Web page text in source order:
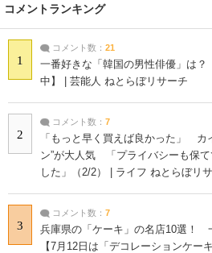
コメントランキング
1
コメント数： 21
一番好きな「韓国の男性俳優」は？
中】 | 芸能人 ねとらぼリサーチ
2
コメント数： 7
「もっと早く買えば良かった」 カ
ン”が大人気 「プライバシーも保て
した」（2/2） | ライフ ねとらぼリ
3
コメント数： 7
兵庫県の「ケーキ」の名店10選！
【7月12日は「デコレーションケー